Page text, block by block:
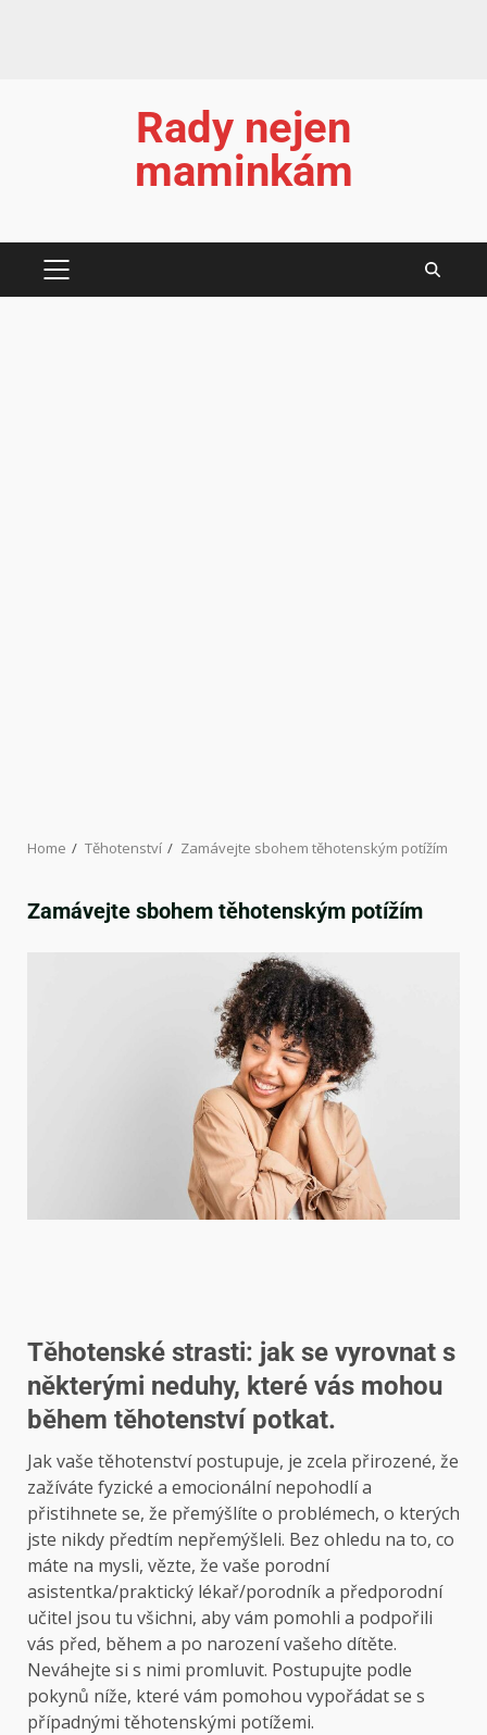
Rady nejen
maminkám
Home Těhotenství Zamávejte sbohem těhotenským potížím
Zamávejte sbohem těhotenským potížím
Těhotenské strasti: jak se vyrovnat s
některými neduhy, které vás mohou
během těhotenství potkat.
Jak vaše těhotenství postupuje, je zcela přirozené, že
zažíváte fyzické a emocionální nepohodlí a
přistihnete se, že přemýšlíte o problémech, o kterých
jste nikdy předtím nepřemýšleli. Bez ohledu na to, co
máte na mysli, vězte, že vaše porodní
asistentka/praktický lékař/porodník a předporodní
učitel jsou tu všichni, aby vám pomohli a podpořili
vás před, během a po narození vašeho dítěte.
Neváhejte si s nimi promluvit. Postupujte podle
pokynů níže, které vám pomohou vypořádat se s
případnými těhotenskými potížemi.